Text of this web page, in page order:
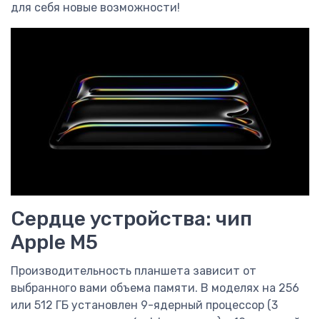
для себя новые возможности!
Сердце устройства: чип
Apple M5
Производительность планшета зависит от
выбранного вами объема памяти. В моделях на 256
или 512 ГБ установлен 9-ядерный процессор (3